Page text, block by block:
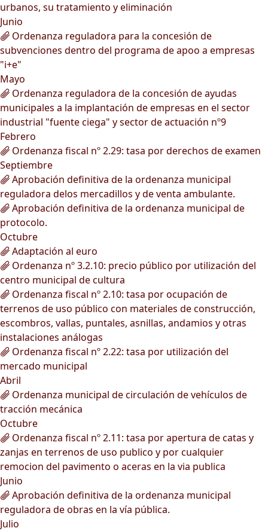
urbanos, su tratamiento y eliminación
Junio
Ordenanza reguladora para la concesión de
subvenciones dentro del programa de apoo a empresas
"i+e"
Mayo
Ordenanza reguladora de la concesión de ayudas
municipales a la implantación de empresas en el sector
industrial "fuente ciega" y sector de actuación nº9
Febrero
Ordenanza fiscal nº 2.29: tasa por derechos de examen
Septiembre
Aprobación definitiva de la ordenanza municipal
reguladora delos mercadillos y de venta ambulante.
Aprobación definitiva de la ordenanza municipal de
protocolo.
Octubre
Adaptación al euro
Ordenanza nº 3.2.10: precio público por utilización del
centro municipal de cultura
Ordenanza fiscal nº 2.10: tasa por ocupación de
terrenos de uso público con materiales de construcción,
escombros, vallas, puntales, asnillas, andamios y otras
instalaciones análogas
Ordenanza fiscal nº 2.22: tasa por utilización del
mercado municipal
Abril
Ordenanza municipal de circulación de vehículos de
tracción mecánica
Octubre
Ordenanza fiscal nº 2.11: tasa por apertura de catas y
zanjas en terrenos de uso publico y por cualquier
remocion del pavimento o aceras en la via publica
Junio
Aprobación definitiva de la ordenanza municipal
reguladora de obras en la vía pública.
Julio